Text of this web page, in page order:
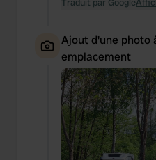
Traduit par Google
Ajout d'une photo
emplacement